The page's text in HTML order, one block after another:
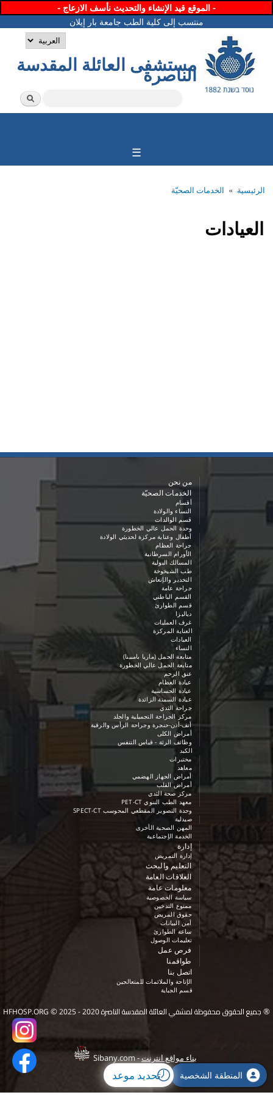
تجاوز
إلى
- الموقع قيد الإنشاء والتحديث نأسف الازعاج -
منتسب إلى كلية الطب جامعة بار إيلان
اللغات
المنطقة الشخصية
استمارة البحث
‏بحث ‏
مستشفى العائلة المقدسة
الناصرة
تحديد موعد
☰
الرئيسية » الخدمات الصحيّة
العيادات
من نحن
الخدمات الصحيّة
أقسام
النساء والولادة
قسم الوالدات
وحدة الحمل عالي الخطورة
أطفال وعناية مركزة لحديثي الولادة
جراحة العظام
الأورام السرطانية
المسالك البولية
طب الشيخوخة
التخدير والإنعاش
جراحة عامة
القسم الباطني
قسم الطوارئ
دياليزا
غرف العمليات
العناية المركزة
العيادات
النساء
متابعة الحمل (ماريا بامبينا)
متابعة الحمل عالي الخطورة
عنق الرحم
عيادة العظام
عيادة الحساسية
عيادة السمنة الزائدة
جراحة الثدي
مركز الجراحة التجميلية والجلد
أنف-أذن-حنجرة وجراحة الرأس والرقبة
أمراض الكلى
وظائف الرئة - قياس التنفس
الكبد
مختبرات
معاهد
أمراض الجهاز الهضمي
أمراض القلب
مركز صحة الثدي
معهد الطب الننوي PET-CT
وحدة التصوير المقطعي المحوسب SPECT-CT
صيدلية
المهن الصحية الأخرى
الخدمة الإجتماعية
إدارة
إدارة التمريض
التعليم والبحث
العلاقات العامة
معلومات عامة
سياسة الخصوصية
ممنوع التدخين
حقوق المريض
أمن البيانات
ساعة الطوارئ
تعليمات الوصول
فرص عمل
طواقمنا
اتصل بنا
الإتاحة والملائمات للمتعالجين
قسم الجباية
® جميع الحقوق محفوظة لمشفي العائلة المقدسة الناصرة 2020 - 2025 ©
HFHOSP.ORG
بناء مواقع انترنت-
Sibany.com